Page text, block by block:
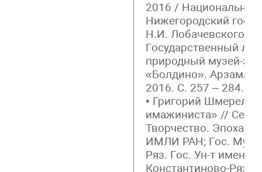
2016 / Национальный
Нижегородский
Н.И. Лобачевского,
Государственный
природный музей-
«Болдино».
2016. С. 257 – 284.
• Григорий
имажиниста» //
Творчество. Эпоха.
ИМЛИ РАН; Гос.
Ряз. Гос. Ун-т имени
Константиново-